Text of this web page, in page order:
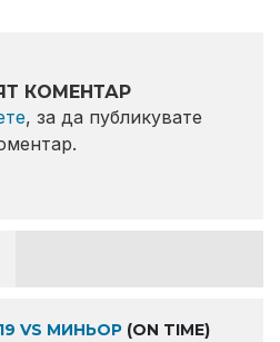
КОМЕНТАР
, за да публикувате
VS МИНЬОР (ON TIME)